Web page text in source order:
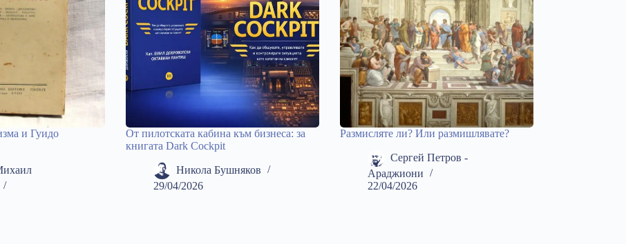
и Гуидо
От пилотската кабина към бизнеса: за
книгата Dark Cockpit
Никола Бушняков
29/04/2026
Размисляте ли? Или размишлявате?
Сергей Петров -
Араджиони
22/04/2026